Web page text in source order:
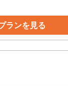
ランを見る